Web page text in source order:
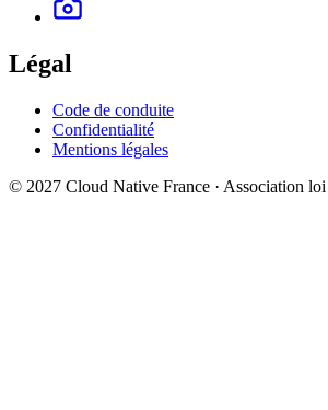
Légal
Code de conduite
Confidentialité
Mentions légales
© 2027 Cloud Native France · Association loi